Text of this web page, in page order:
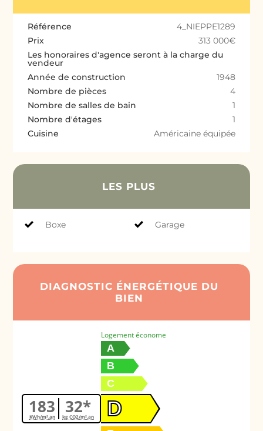
Référence
4_NIEPPE1289
Prix
313 000€
Les honoraires d'agence seront à la charge du
vendeur
Année de construction
1948
Nombre de pièces
4
Nombre de salles de bain
1
Nombre d'étages
1
Cuisine
Américaine équipée
LES PLUS
Boxe Garage
DIAGNOSTIC ÉNERGÉTIQUE DU
BIEN
183
KWh/m².an 32*
kg CO2/m².an
Logement économe
A
B
C
D